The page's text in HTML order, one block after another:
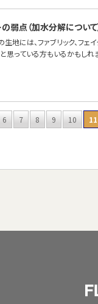
弱点（加水分解について
生地には、ファブリック、フ
思っている方もいるかもしれ
6 7 8 9 10 11